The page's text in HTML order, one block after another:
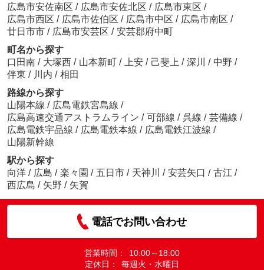
広島市安佐南区 / 広島市安佐北区 / 広島市東区 /
広島市西区 / 広島市佐伯区 / 広島市中区 / 広島市南区 /
廿日市市 / 広島市安芸区 / 安芸郡府中町
町名から探す
口田南 / 大塚西 / 山本新町 / 上安 / 己斐上 / 深川 / 中野 /
伴東 / 川内 / 相田
路線から探す
山陽本線 / 広島電鉄宮島線 /
広島高速交通アストラムライン / 可部線 / 呉線 / 芸備線 /
広島電鉄宇品線 / 広島電鉄本線 / 広島電鉄江波線 /
山陽新幹線
駅から探す
向洋 / 広島 / 楽々園 / 五日市 / 天神川 / 安芸矢口 / 古江 /
西広島 / 矢野 / 矢賀
電話でお問い合わせ
営業時間：
10:00～18:00
定休日：
毎週火・水曜日